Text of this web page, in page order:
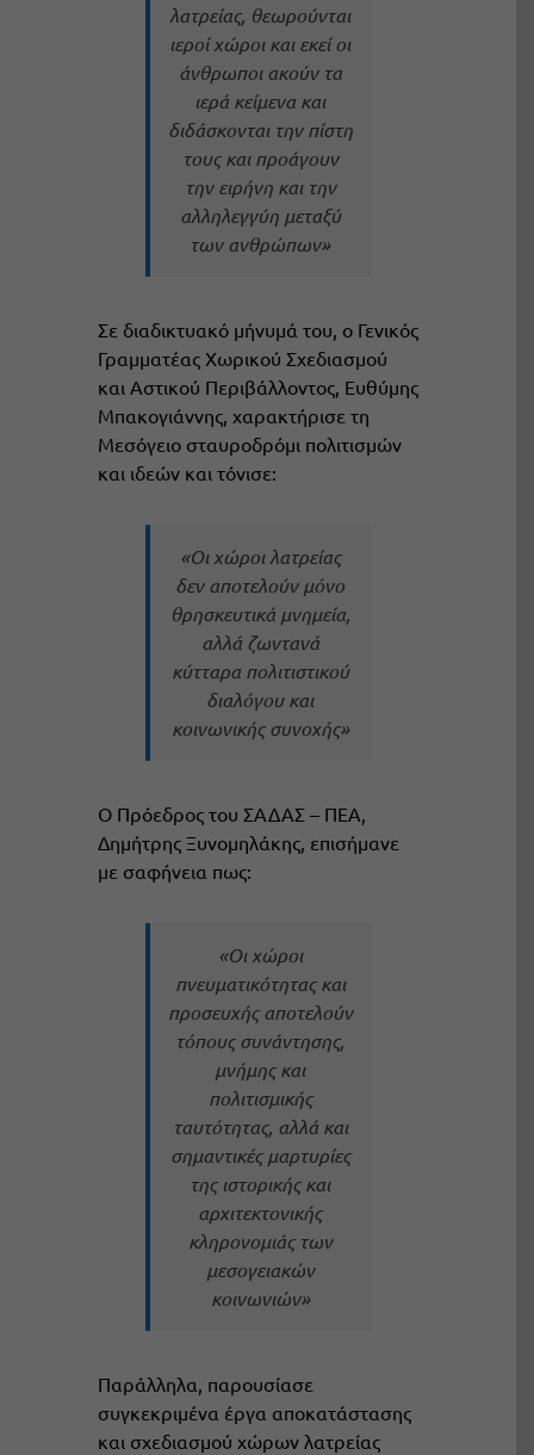
λατρείας, θεωρούνται
ιεροί χώροι και εκεί οι
άνθρωποι ακούν τα
ιερά κείμενα και
διδάσκονται την πίστη
τους και προάγουν
την ειρήνη και την
αλληλεγγύη μεταξύ
των ανθρώπων»
Σε διαδικτυακό μήνυμά του, ο Γενικός
Γραμματέας Χωρικού Σχεδιασμού
και Αστικού Περιβάλλοντος, Ευθύμης
Μπακογιάννης, χαρακτήρισε τη
Μεσόγειο σταυροδρόμι πολιτισμών
και ιδεών και τόνισε:
«Oι χώροι λατρείας
δεν αποτελούν μόνο
θρησκευτικά μνημεία,
αλλά ζωντανά
κύτταρα πολιτιστικού
διαλόγου και
κοινωνικής συνοχής»
Ο Πρόεδρος του ΣΑΔΑΣ – ΠΕΑ,
Δημήτρης Ξυνομηλάκης, επισήμανε
με σαφήνεια πως:
«Οι χώροι
πνευματικότητας και
προσευχής αποτελούν
τόπους συνάντησης,
μνήμης και
πολιτισμικής
ταυτότητας, αλλά και
σημαντικές μαρτυρίες
της ιστορικής και
αρχιτεκτονικής
κληρονομιάς των
μεσογειακών
κοινωνιών»
Παράλληλα, παρουσίασε
συγκεκριμένα έργα αποκατάστασης
και σχεδιασμού χώρων λατρείας